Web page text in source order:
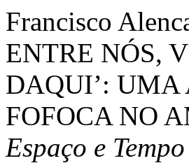
Francisco
ENTRE NÓS,
DAQUI’: UMA
FOFOCA NO
Espaço e Tempo